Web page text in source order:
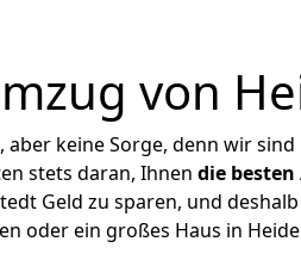
von
keine Sorge, denn wir sind
stets daran, Ihnen die besten
Geld zu sparen, und
oder ein großes Haus in